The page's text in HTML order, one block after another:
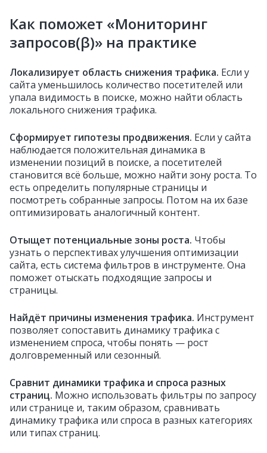
Как поможет «Мониторинг
запросов(β)» на практике
Локализирует область снижения трафика. Если у
сайта уменьшилось количество посетителей или
упала видимость в поиске, можно найти область
локального снижения трафика.
Сформирует гипотезы продвижения. Если у сайта
наблюдается положительная динамика в
изменении позиций в поиске, а посетителей
становится всё больше, можно найти зону роста. То
есть определить популярные страницы и
посмотреть собранные запросы. Потом на их базе
оптимизировать аналогичный контент.
Отыщет потенциальные зоны роста. Чтобы
узнать о перспективах улучшения оптимизации
сайта, есть система фильтров в инструменте. Она
поможет отыскать подходящие запросы и
страницы.
Найдёт причины изменения трафика. Инструмент
позволяет сопоставить динамику трафика с
изменением спроса, чтобы понять — рост
долговременный или сезонный.
Сравнит динамики трафика и спроса разных
страниц. Можно использовать фильтры по запросу
или странице и, таким образом, сравнивать
динамику трафика или спроса в разных категориях
или типах страниц.